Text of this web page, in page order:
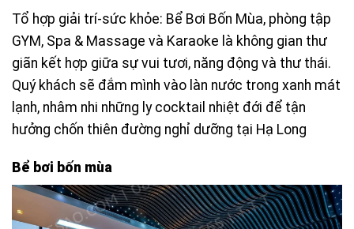
Tổ hợp giải trí-sức khỏe: Bể Bơi Bốn Mùa, phòng tập
GYM, Spa & Massage và Karaoke là không gian thư
giãn kết hợp giữa sự vui tươi, năng động và thư thái.
Quý khách sẽ đắm mình vào làn nước trong xanh mát
lạnh, nhâm nhi những ly cocktail nhiệt đới để tận
hưởng chốn thiên đường nghỉ dưỡng tại Hạ Long
Bể bơi bốn mùa